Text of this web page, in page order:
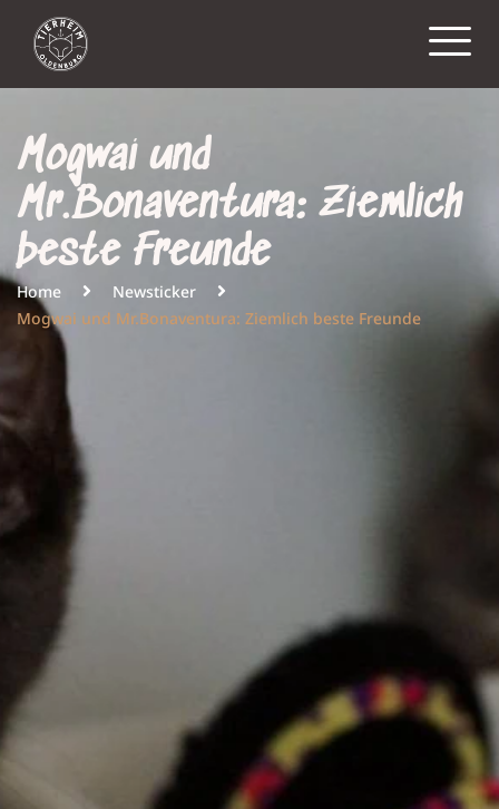
Mogwai und
Mr.Bonaventura: Ziemlich
beste Freunde
Home
Newsticker
Mogwai und Mr.Bonaventura: Ziemlich beste Freunde